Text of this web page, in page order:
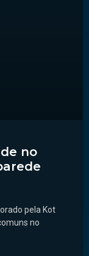
no
pela Kot
no